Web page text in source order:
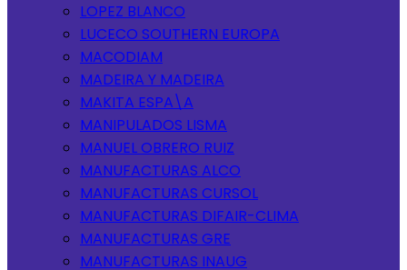
LOPEZ BLANCO
LUCECO SOUTHERN EUROPA
MACODIAM
MADEIRA Y MADEIRA
MAKITA ESPA\A
MANIPULADOS LISMA
MANUEL OBRERO RUIZ
MANUFACTURAS ALCO
MANUFACTURAS CURSOL
MANUFACTURAS DIFAIR-CLIMA
MANUFACTURAS GRE
MANUFACTURAS INAUG